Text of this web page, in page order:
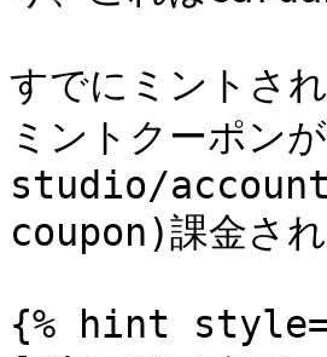
すでにミントさ
ミントクーポ
studio/
coupon)課金され
{% hint